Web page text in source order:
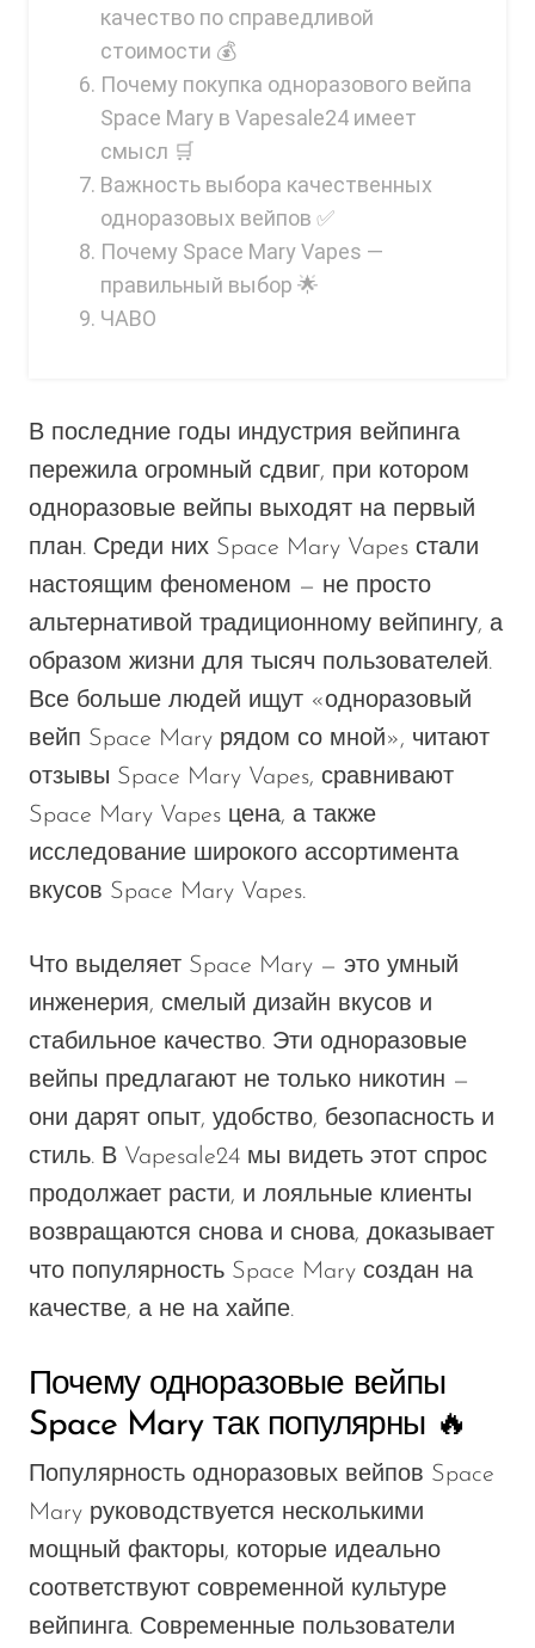
качество по справедливой
стоимости 💰
Почему покупка одноразового вейпа
Space Mary в Vapesale24 имеет
смысл 🛒
Важность выбора качественных
одноразовых вейпов ✅
Почему Space Mary Vapes —
правильный выбор 🌟
ЧАВО
В последние годы индустрия вейпинга
пережила огромный сдвиг, при котором
одноразовые вейпы выходят на первый
план. Среди них Space Mary Vapes стали
настоящим феноменом — не просто
альтернативой традиционному вейпингу, а
образом жизни для тысяч пользователей.
Все больше людей ищут «одноразовый
вейп Space Mary рядом со мной», читают
отзывы Space Mary Vapes, сравнивают
Space Mary Vapes цена, а также
исследование широкого ассортимента
вкусов Space Mary Vapes.
Что выделяет Space Mary — это умный
инженерия, смелый дизайн вкусов и
стабильное качество. Эти одноразовые
вейпы предлагают не только никотин —
они дарят опыт, удобство, безопасность и
стиль. В Vapesale24 мы видеть этот спрос
продолжает расти, и лояльные клиенты
возвращаются снова и снова, доказывает
что популярность Space Mary создан на
качестве, а не на хайпе.
Почему одноразовые вейпы
Space Mary так популярны 🔥
Популярность одноразовых вейпов Space
Mary руководствуется несколькими
мощный факторы, которые идеально
соответствуют современной культуре
вейпинга. Современные пользователи